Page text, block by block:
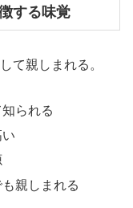
する味覚
て親しまれる。
られる
親しまれる